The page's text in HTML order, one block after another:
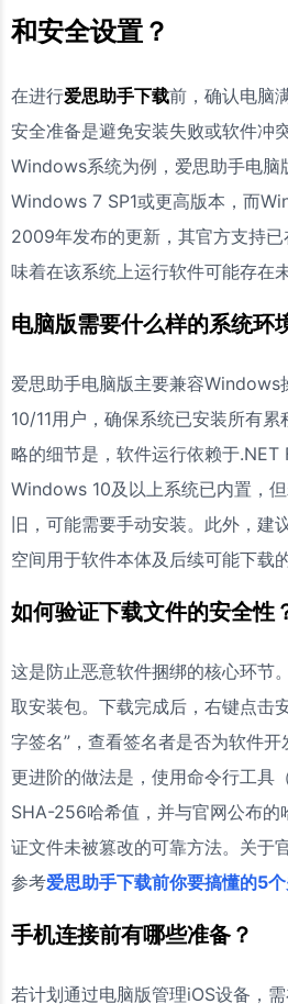
和安全设置？
在进行爱思助手下载前，确认电脑
安全准备是避免安装失败或软件冲
Windows系统为例，爱思助手电脑
Windows 7 SP1或更高版本，而
2009年发布的更新，其官方支持
味着在该系统上运行软件可能存在
电脑版需要什么样的系统环
爱思助手电脑版主要兼容
10/11用户，确保系统已安装所有
略的细节是，软件运行依赖于
Windows 10及以上系统已内置，
旧，可能需要手动安装。此外，建
空间用于软件本体及后续可能下载
如何验证下载文件的安全性
这是防止恶意软件捆绑的核心环节
取安装包。下载完成后，右键点击
字签名”，查看签名者是否为软件开
更进阶的做法是，使用命令行工具
SHA-256哈希值，并与官网公布的
证文件未被篡改的可靠方法。关于
参考爱思助手下载前你要搞懂的5
手机连接前有哪些准备？
若计划通过电脑版管理iOS设备，